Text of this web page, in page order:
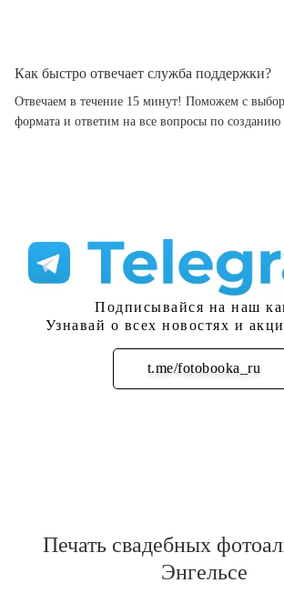
Как быстро отвечает служба поддержки?
Отвечаем в течение 15 минут! Поможем с
формата и ответим на все вопросы по созданию
Подписывайся на наш
Узнавай о всех новостях и
t.me/fotobooka_ru
Подписаться
Печать свадебных
Энгельсе